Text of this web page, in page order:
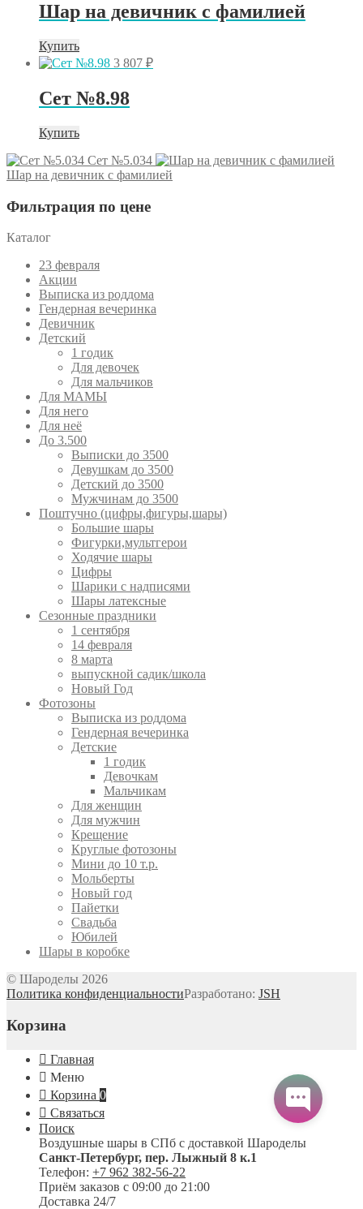
Шар на девичник с фамилией
Купить
3 807 ₽
Сет №8.98
Купить
Сет №5.034
Шар на девичник с фамилией
Фильтрация по цене
Каталог
23 февраля
Акции
Выписка из роддома
Гендерная вечеринка
Девичник
Детский
1 годик
Для девочек
Для мальчиков
Для МАМЫ
Для него
Для неё
До 3.500
Выписки до 3500
Девушкам до 3500
Детский до 3500
Мужчинам до 3500
Поштучно (цифры,фигуры,шары)
Большие шары
Фигурки,мультгерои
Ходячие шары
Цифры
Шарики с надписями
Шары латексные
Сезонные праздники
1 сентября
14 февраля
8 марта
выпускной садик/школа
Новый Год
Фотозоны
Выписка из роддома
Гендерная вечеринка
Детские
1 годик
Девочкам
Мальчикам
Для женщин
Для мужчин
Крещение
Круглые фотозоны
Мини до 10 т.р.
Мольберты
Новый год
Пайетки
Свадьба
Юбилей
Шары в коробке
© Шароделы 2026
Политика конфиденциальностиРазработано: JSH
Корзина
Главная
Меню
Корзина 0
Связаться
Поиск
Воздушные шары в СПб с доставкой Шароделы
Санкт-Петербург, пер. Лыжный 8 к.1
Телефон: +7 962 382-56-22
Приём заказов с 09:00 до 21:00
Доставка 24/7